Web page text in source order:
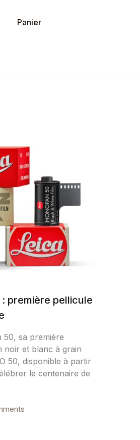
Panier
première pellicule
50, sa première
noir et blanc à grain
50, disponible à partir
le centenaire de